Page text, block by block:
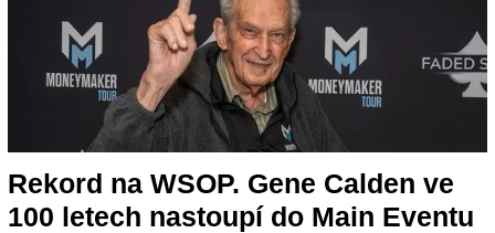
Rekord na WSOP. Gene Calden ve
100 letech nastoupí do Main Eventu